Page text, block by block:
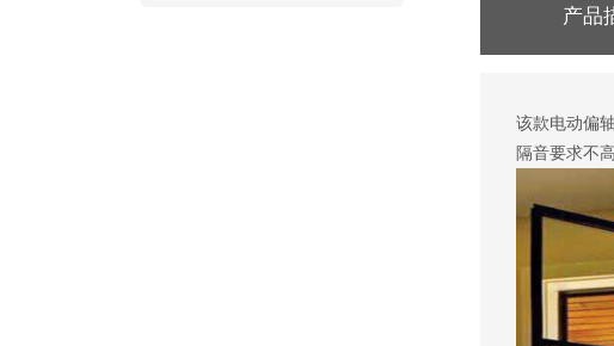
产品
该款电动偏
隔音要求不